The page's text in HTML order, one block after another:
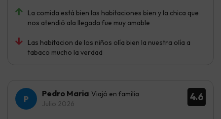
La comida está bien las habitaciones bien y la chica que
nos atendió ala llegada fue muy amable
Las habitacion de los niños olía bien la nuestra olía a
tabaco mucho la verdad
4.6
Pedro Maria Viajó en familia
Julio 2026